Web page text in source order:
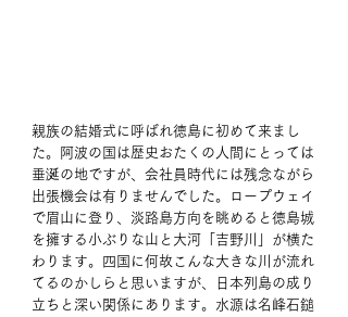
親族の結婚式に呼ばれ徳島に初めて来まし
た。阿波の国は歴史おたくの人間にとっては
垂涎の地ですが、会社員時代には残念ながら
出張機会は有りませんでした。ロープウェイ
で眉山に登り、淡路島方向を眺めると徳島城
を擁する小ぶりな山と大河「吉野川」が横た
わります。四国に何故こんな大きな川が流れ
てるのかしらと思いますが、日本列島の成り
立ちと深い関係にあります。水源は名峰石鎚